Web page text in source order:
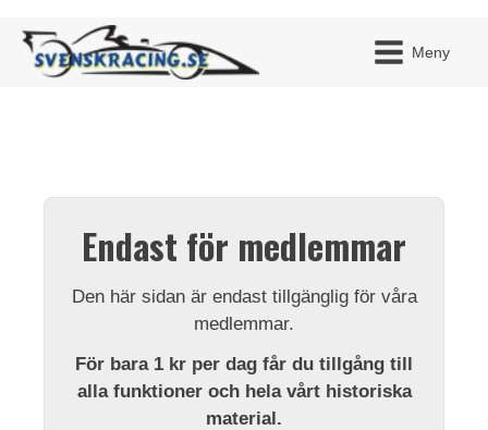
Meny
Endast för medlemmar
Den här sidan är endast tillgänglig för våra
medlemmar.
För bara 1 kr per dag får du tillgång till
alla funktioner och hela vårt historiska
material.